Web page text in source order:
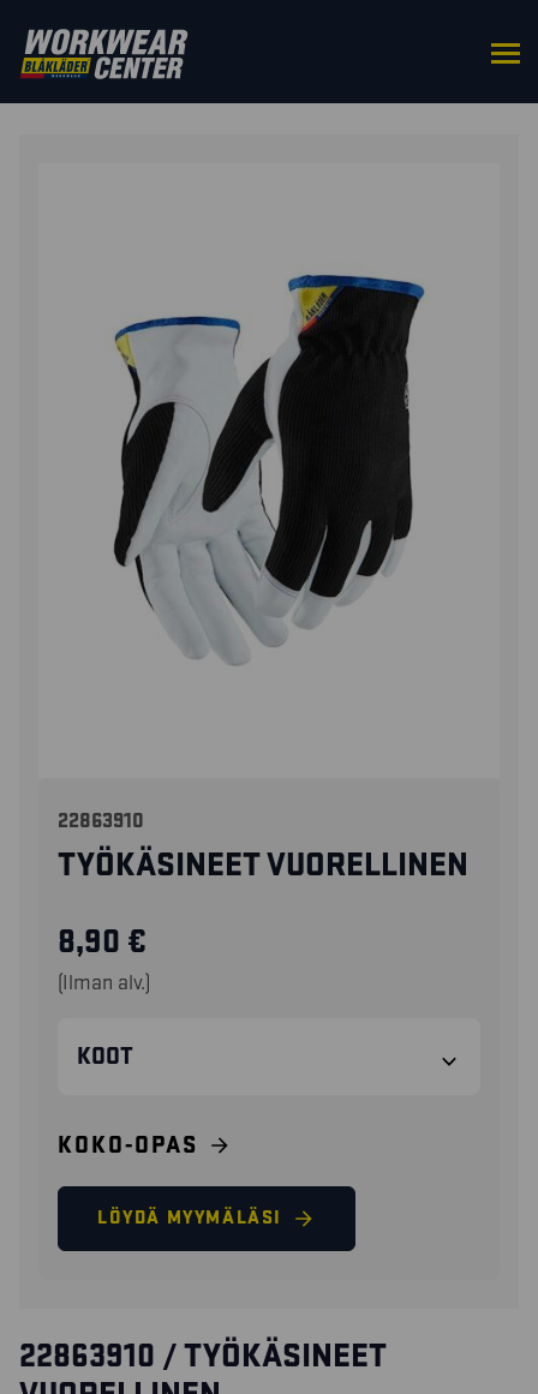
ETUSIVU/HANSKAT
22863910
TYÖKÄSINEET VUORELLINEN
8,90 €
(Ilman alv.)
KOOT
KOKO-OPAS
LÖYDÄ MYYMÄLÄSI
22863910 / TYÖKÄSINEET